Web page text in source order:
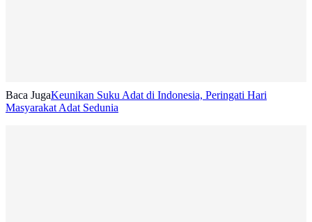
Baca JugaKeunikan Suku Adat di Indonesia, Peringati Hari
Masyarakat Adat Sedunia